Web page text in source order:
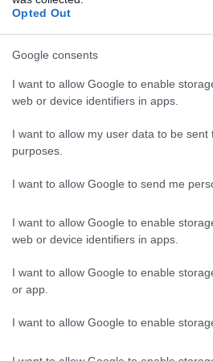
Opted Out
Google consents
I want to allow Google to enable
web or device identifiers in apps.
I want to allow my user data to be
purposes.
I want to allow Google to send me
I want to allow Google to enable
web or device identifiers in apps.
I want to allow Google to enable
or app.
I want to allow Google to enable
αποδειχθεί
τα πρώτα στοιχεία
Ποια είναι η
Ήδη, από τη
πολύ μεγάλη
και έγκυρη
παιδιού, μπορεί
λειτουργία των
Ο μύθος ότι ένα
το γεγονός ότι
επίπεδη, μη